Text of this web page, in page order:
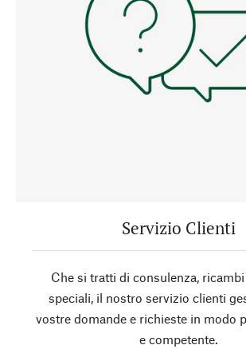
Servizio Clienti
Che si tratti di consulenza,
speciali, il nostro servizio clienti
vostre domande e richieste in modo
e competente.